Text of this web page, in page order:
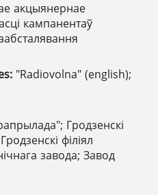
акцыянернае
кампанентаў
"Radiovolna" (english);
Гродзенскі
філіял
завода; Завод